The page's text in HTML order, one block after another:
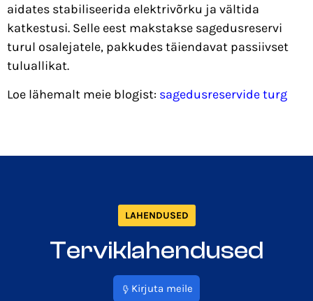
aidates stabiliseerida elektrivõrku ja vältida
katkestusi. Selle eest makstakse sagedusreservi
turul osalejatele, pakkudes täiendavat passiivset
tuluallikat.
Loe lähemalt meie blogist: sagedusreservide turg
LAHENDUSED
Terviklahendused
Kirjuta meile